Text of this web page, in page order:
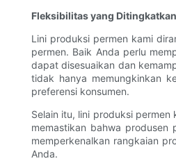
Fleksibilitas yang
Lini produksi permen kami
permen. Baik Anda perlu
dapat disesuaikan dan
tidak hanya memungkinkan
preferensi konsumen.
Selain itu, lini produksi
memastikan bahwa produsen
memperkenalkan rangkaian
Anda.